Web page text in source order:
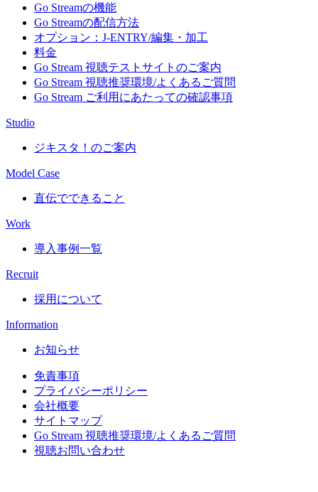
Go Streamの機能
Go Streamの配信方法
オプション：J-ENTRY/編集・加工
料金
Go Stream 視聴テストサイトのご案内
Go Stream 視聴推奨環境/よくあるご質問
Go Stream ご利用にあたっての確認事項
Studio
ジキスタ！のご案内
Model Case
直伝でできること
Work
導入事例一覧
Recruit
採用について
Information
お知らせ
免責事項
プライバシーポリシー
会社概要
サイトマップ
Go Stream 視聴推奨環境/よくあるご質問
視聴お問い合わせ